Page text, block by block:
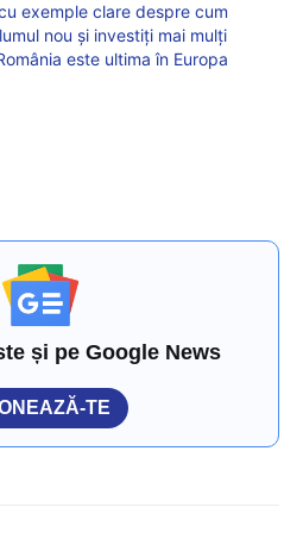
exemple clare despre cum
nou și investiți mai mulți
este ultima în Europa
și pe Google News
TE